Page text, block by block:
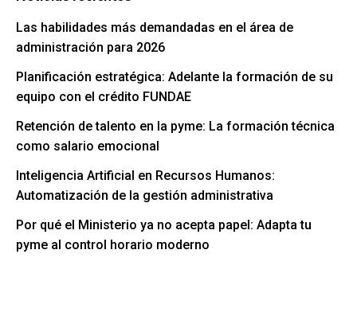
Las habilidades más demandadas en el área de
administración para 2026
Planificación estratégica: Adelante la formación de su
equipo con el crédito FUNDAE
Retención de talento en la pyme: La formación técnica
como salario emocional
Inteligencia Artificial en Recursos Humanos:
Automatización de la gestión administrativa
Por qué el Ministerio ya no acepta papel: Adapta tu
pyme al control horario moderno